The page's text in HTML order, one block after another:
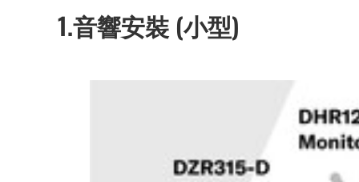
1.音響安裝 (小型)